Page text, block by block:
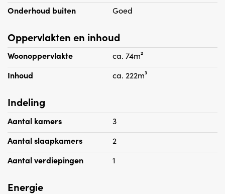
Onderhoud buiten
Goed
Oppervlakten en inhoud
Woonoppervlakte
ca. 74m²
Inhoud
ca. 222m³
Indeling
Aantal kamers
3
Aantal slaapkamers
2
Aantal verdiepingen
1
Energie